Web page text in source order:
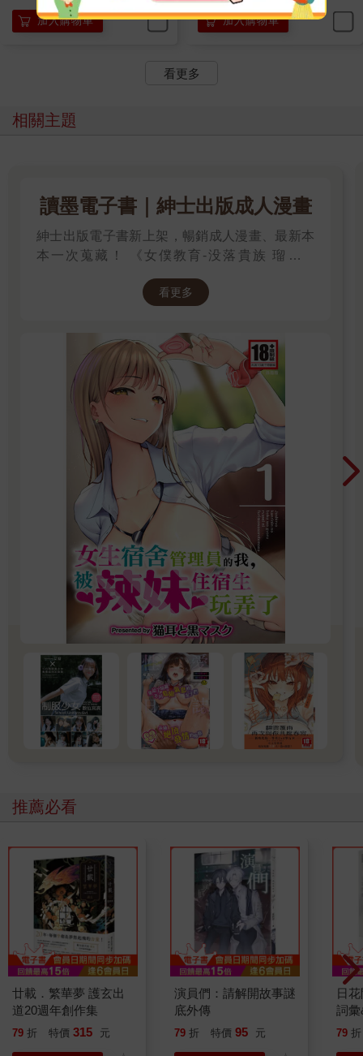
加入購物車 加入購物車
看更多
相關主題
讀墨電子書｜紳士出版成人漫畫
紳士出版電子書新上架，暢銷成人漫畫、最新本
本一次蒐藏！ 《女僕教育-没落貴族 瑠璃川
椿》、《班長的催眠》、《無懈可擊的女上司被
●得死去活來》等熱門系列作品任君挑選，隨時
看更多
推薦必看
廿載．繁華夢 護玄出
道20週年創作集
79 折 特價 315 元
演員們：請解開故事謎
底外傳
79 折 特價 95 元
日
詞
79 折